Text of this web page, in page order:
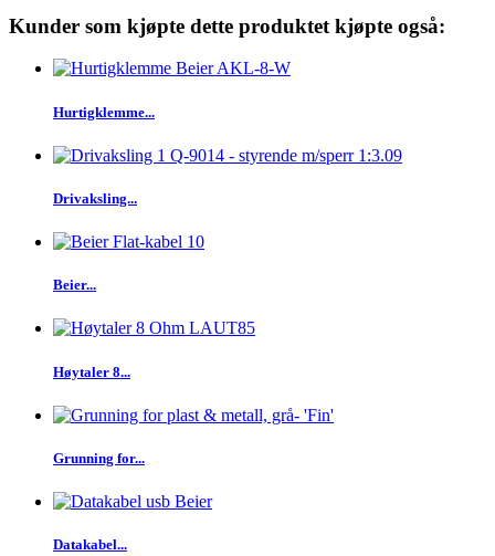
Kunder som kjøpte dette produktet kjøpte også:
Hurtigklemme...
Drivaksling...
Beier...
Høytaler 8...
Grunning for...
Datakabel...